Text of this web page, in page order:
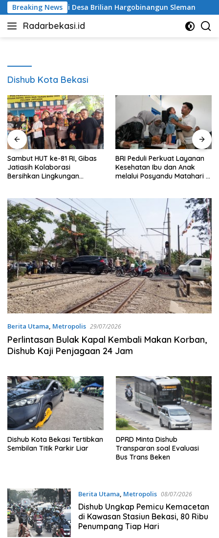
Langsung
ke
konten
Breaking News
di Desa Brilian Hargobinangun Sleman Sholeh
Radarbekasi.id
Berita
Dishub Kota Bekasi
BRI Peduli Perkuat Layanan
Kesehatan Ibu dan Anak
melalui Posyandu Matahari di
Sholeh Cilik
Berita Utama, Metropolis 29/07/2026
Perlintasan Bulak Kapal Kembali Makan Korban,
Dishub Kaji Penjagaan 24 Jam
Dishub Kota Bekasi Tertibkan
Sembilan Titik Parkir Liar
DPRD Minta Dishub
Transparan soal Evaluasi
Bus Trans Beken
Berita Utama, Metropolis 08/07/2026
Dishub Ungkap Pemicu Kemacetan
di Kawasan Stasiun Bekasi, 80 Ribu
Penumpang Tiap Hari